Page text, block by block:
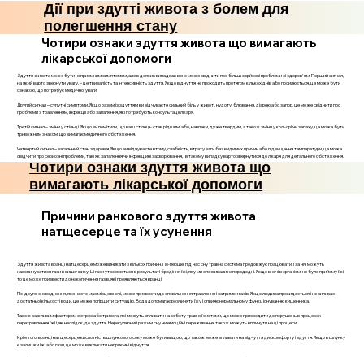
Дії при здутті живота з болем для
полегшення стану
Чотири ознаки здуття живота що вимагають
лікарської допомоги
Здуття живота може бути неприємним симптомом, але в деяких випадках воно може свідчити про більш серйозні проблеми зі здоров'ям. Перший сигнал,
на який варто звернути увагу, – це тривалість та інтенсивність здуття. Якщо відчуття не проходить протягом кількох днів або посилюється, це може бути
ознакою, що потребує медичної уваги.
Другий сигнал – супутні симптоми. Якщо разом із здуттям ви відчуваєте сильний біль у животі, нудоту, блювання, діарею або запор, це може свідчити про
проблеми з травленням, інфекції або запалення, які потребують консультації лікаря.
Третій сигнал – зміни у стільці. Якщо ви помітили, що ваш стілець став рідшим, або, навпаки, дуже твердим, а також зміни у кольорі чи запаху, це може бути
тривожним знаком, що вимагає медичного обстеження.
Четвертий сигнал – загальний стан здоров’я. Якщо ви відчуваєте втому, слабкість, втрату ваги без видимих причин або підвищення температури, це може
свідчити про серйозні проблеми, такі як запалення чи інфекційні захворювання, і в такому випадку варто звернутися до лікаря для детального обстеження.
Чотири ознаки здуття живота що
вимагають лікарської допомоги
Причини ранкового здуття живота
натщесерце та їх усунення
Здуття живота вранці натщесерце може виникати з кількох причин. По-перше, під час сну травна система продовжує працювати, і за ніч можуть
накопичуватися гази в кишечнику. Ці гази утворюються в результаті бродіння їжі, яку ми споживали напередодні. Якщо вночі в організмі не було прийому їжі,
то це може призвести до накопичення газів, які проявляються вранці.
По-друге, зневоднення, яке часто має місце вночі, може призвести до сповільнення травлення і затримки газів. Якщо людина прокидається і не випиває
достатньої кількості води, це може погіршити ситуацію. Вода допомагає розчиняти їжу і сприяє нормальному функціонуванню кишечника.
Також важливим фактором є стрес або тривога, які можуть впливати на роботу травної системи, що може призводити до порушень в процесах
перетравлення їжі і, як наслідок, до здуття. Нерегулярний режим сну чи емоційні переживання також можуть вплинути на ці процеси.
Крім того, вранці натщесерце кислотність шлункового соку може бути вищою, що також може впливати на відчуття дискомфорту і здуття. Якщо в шлунку
є залишки їжі або гази, це може викликати неприємні відчуття.